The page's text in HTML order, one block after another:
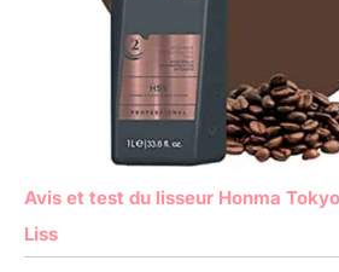
Avis et test du lisseur Honma
Liss